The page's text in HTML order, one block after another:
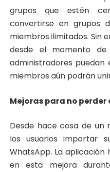
grupos que estén
convertirse en grupos
miembros ilimitados. Sin
desde el momento
administradores puedan
miembros aún podrán
Mejoras para no
Desde hace cosa de un
los usuarios importar
WhatsApp. La
en esta mejora